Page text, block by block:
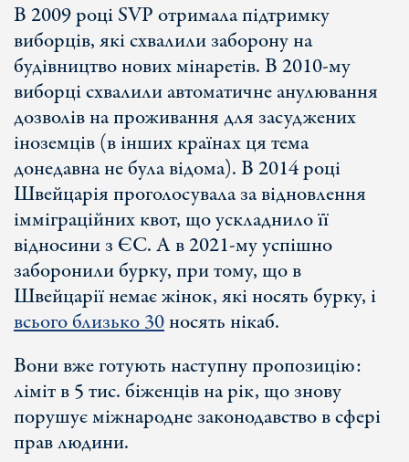
В 2009 році SVP отримала підтримку
виборців, які схвалили заборону на
будівництво нових мінаретів. В 2010-му
виборці схвалили автоматичне анулювання
дозволів на проживання для засуджених
іноземців (в інших країнах ця тема
донедавна не була відома). В 2014 році
Швейцарія проголосувала за відновлення
імміграційних квот, що ускладнило її
відносини з ЄС. А в 2021-му успішно
заборонили бурку, при тому, що в
Швейцарії немає жінок, які носять бурку, і
всього близько 30носять нікаб.
Вони вже готують наступну пропозицію:
ліміт в 5 тис. біженців на рік, що знову
порушує міжнародне законодавство в сфері
прав людини.